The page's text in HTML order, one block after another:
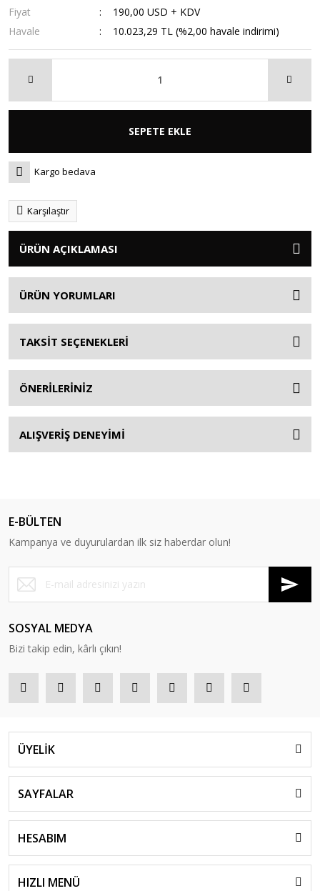
Fiyat
190,00 USD + KDV
Havale
10.023,29 TL (%2,00 havale indirimi)
SEPETE EKLE
Kargo bedava
Karşılaştır
ÜRÜN AÇIKLAMASI
ÜRÜN YORUMLARI
TAKSİT SEÇENEKLERİ
ÖNERİLERİNİZ
ALIŞVERİŞ DENEYİMİ
E-BÜLTEN
Kampanya ve duyurulardan ilk siz haberdar olun!
SOSYAL MEDYA
Bizi takip edin, kârlı çıkın!
ÜYELİK
SAYFALAR
HESABIM
HIZLI MENÜ